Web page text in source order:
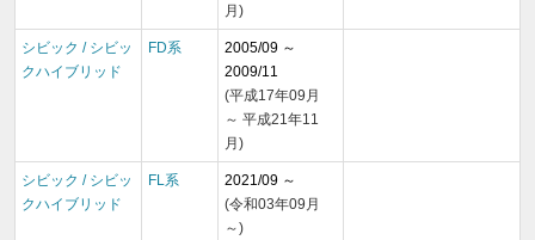
月)
シビック / シビッ
クハイブリッド
FD系
2005/09 ～
2009/11
(平成17年09月
～ 平成21年11
月)
シビック / シビッ
クハイブリッド
FL系
2021/09 ～
(令和03年09月
～)